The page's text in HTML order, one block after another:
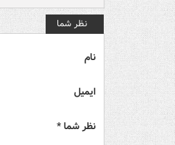
نظر شما
نام
ایمیل
نظر شما *